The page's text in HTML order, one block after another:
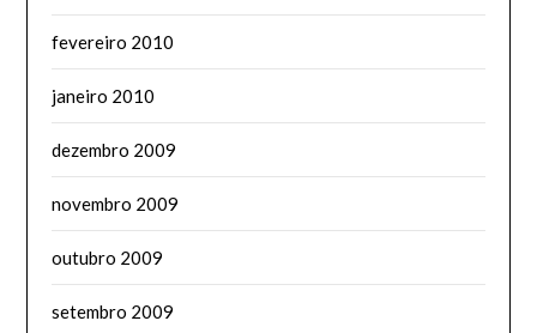
fevereiro 2010
janeiro 2010
dezembro 2009
novembro 2009
outubro 2009
setembro 2009